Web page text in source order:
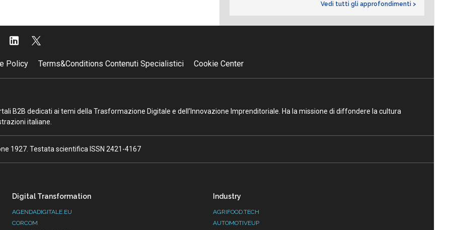
Vedi tutti gli approfondimenti >
Policy Terms&Conditions Contenuti Specialistici Cookie Center
B2B dedicati ai temi della Trasformazione Digitale e dell’Innovazione Imprenditoriale. Ha la missione di diffondere la cultura
italiane.
1927. Testata scientifica ISSN 2421-4167
Digital Transformation
AGENDADIGITALE.EU
CORCOM
Industry
AGRIFOOD.TECH
AUTOMOTIVEUP